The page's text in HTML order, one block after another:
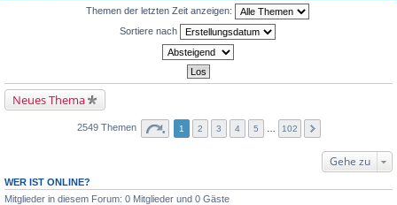
Themen der letzten Zeit anzeigen:
Sortiere nach
Neues Thema
2549 Themen 1 2 3 4 5 102
Gehe zu
WER IST ONLINE?
Mitglieder in diesem Forum: 0 Mitglieder und 0 Gäste